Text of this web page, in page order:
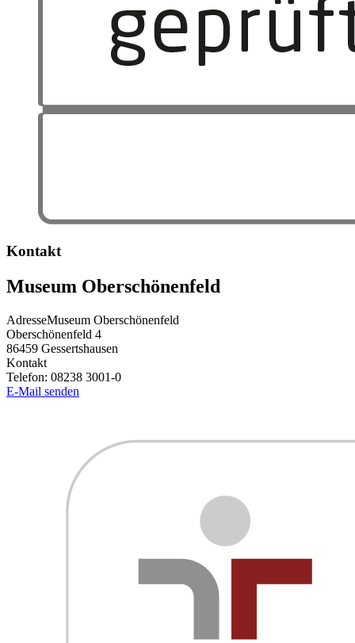
Kontakt
Museum Oberschönenfeld
AdresseMuseum Oberschönenfeld
Oberschönenfeld 4
86459 Gessertshausen
Kontakt
Telefon: 08238 3001-0
E-Mail senden